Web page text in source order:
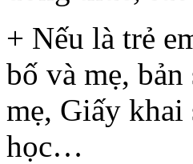
+ Nếu là trẻ
bố và mẹ,
mẹ, Giấy
học…